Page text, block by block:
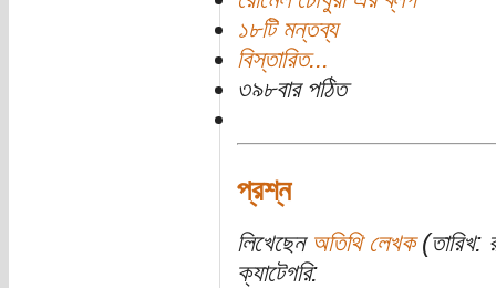
১৮টি মন্তব্য
বিস্তারিত...
৩৯৮বার পঠিত
প্রশ্ন
লিখেছেন অতিথি লেখক(তারিখ:
ক্যাটেগরি: